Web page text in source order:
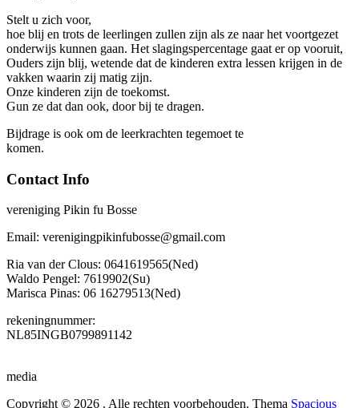
Stelt u zich voor,
hoe blij en trots de leerlingen zullen zijn als ze naar het voortgezet
onderwijs kunnen gaan. Het slagingspercentage gaat er op vooruit,
Ouders zijn blij, wetende dat de kinderen extra lessen krijgen in de
vakken waarin zij matig zijn.
Onze kinderen zijn de toekomst.
Gun ze dat dan ook, door bij te dragen.
Bijdrage is ook om de leerkrachten tegemoet te
komen.
Contact Info
vereniging Pikin fu Bosse
Email: verenigingpikinfubosse@gmail.com
Ria van der Clous: 0641619565(Ned)
Waldo Pengel: 7619902(Su)
Marisca Pinas: 06 16279513(Ned)
rekeningnummer:
NL85INGB0799891142
media
Copyright © 2026 . Alle rechten voorbehouden. Thema Spacious